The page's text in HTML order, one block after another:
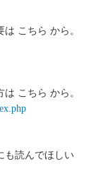
こちら から。
こちら から。
も読んでほしい